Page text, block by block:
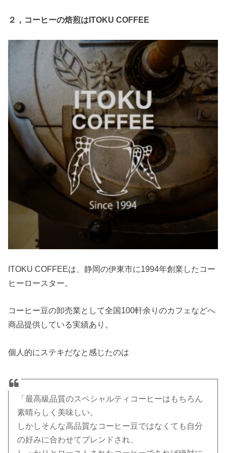
２，コーヒーの焙煎はITOKU COFFEE
ITOKU COFFEEは、静岡の伊東市に1994年創業したコー
ヒーロースター。
コーヒー豆の卸売業として全国100軒余りのカフェなどへ
商品提供している実績あり。
個人的にステキだなと感じたのは
「最高級品質のスペシャルティコーヒーはもちろん
素晴らしく美味しい。
しかしそんな高品質なコーヒー豆ではなくても自分
の好みに合わせてブレンドされ、